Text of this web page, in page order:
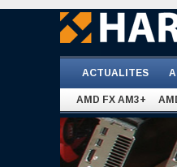
ACTUALITES
AMD FX AM3+